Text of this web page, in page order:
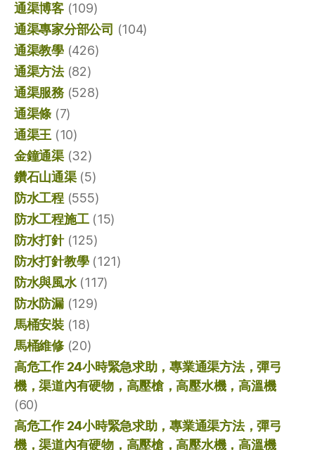
通渠博客(109)
通渠專家分部公司 (104)
通渠教學(426)
通渠方法(82)
通渠服務(528)
通渠條 (7)
通渠王 (10)
金鐘通渠(32)
鑽石山通渠(5)
防水工程(555)
防水工程施工(15)
防水打針(125)
防水打針教學(121)
防水與風水(117)
防水防漏(129)
馬桶安裝(18)
馬桶維修(20)
高危工作 24小時緊急求助，專業通渠方法，彈弓
機，渠道內有硬物，高壓槍，高壓水機，高溫機
(60)
高危工作 24小時緊急求助，專業通渠方法，彈弓
機，渠道內有硬物，高壓槍，高壓水機，高溫機